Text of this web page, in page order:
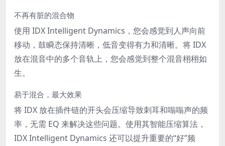
不再有脏的混合物
使用 IDX Intelligent Dynamics，您会感觉到人声向前
移动，鼓瞬态保持清晰，低音变得有力和清晰。将 IDX
放在混音中的多个音轨上，您会感觉到整个混音栩栩如
生。
易于混合，最大效果
将 IDX 放在插件链的开头会压缩导致刺耳和嗡嗡声的频
率，无需 EQ 来解决这些问题。使用其智能压缩算法，
IDX Intelligent Dynamics 还可以提升重要的“好”频